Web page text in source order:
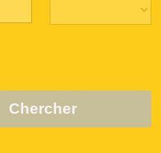
Chercher